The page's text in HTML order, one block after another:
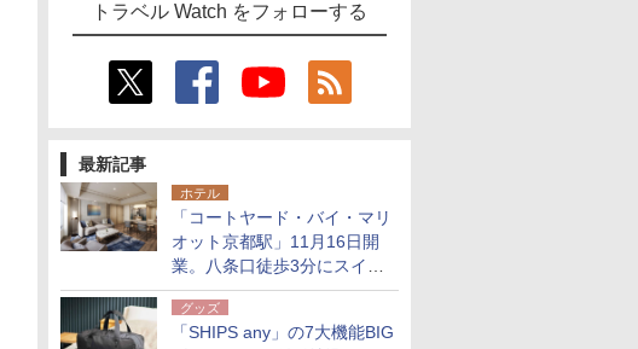
トラベル Watch をフォローする
最新記事
ホテル
「コートヤード・バイ・マリ
オット京都駅」11月16日開
業。八条口徒歩3分にスイー
ト含む全270室、ダイニング
も併設
グッズ
「SHIPS any」の7大機能BIG